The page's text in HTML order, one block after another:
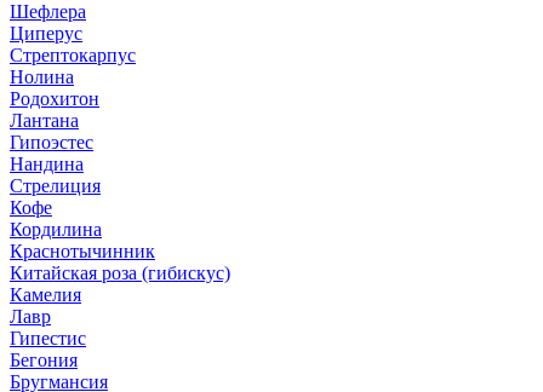
Шефлера
Циперус
Стрептокарпус
Нолина
Родохитон
Лантана
Гипоэстес
Нандина
Стрелиция
Кофе
Кордилина
Краснотычинник
Китайская роза (гибискус)
Камелия
Лавр
Гипестис
Бегония
Бругмансия